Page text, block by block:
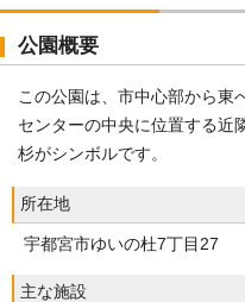
公園概要
この公園は、市中心部から東
センターの中央に位置する近
杉がシンボルです。
所在地
宇都宮市ゆいの杜7丁目27
主な施設